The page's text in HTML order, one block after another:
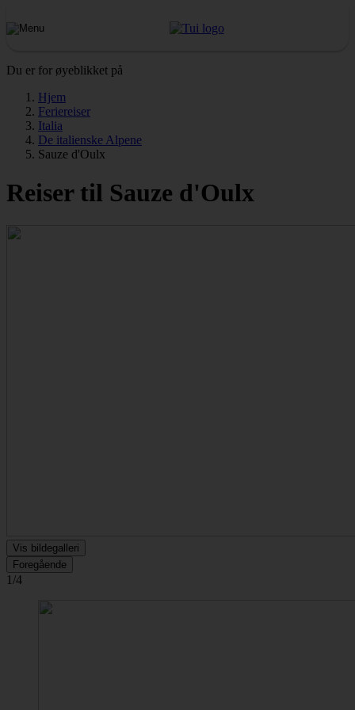
Du er for øyeblikket på
Hjem
Feriereiser
Italia
De italienske Alpene
Sauze d'Oulx
Reiser til Sauze d'Oulx
Vis bildegalleri
Foregående
1/4